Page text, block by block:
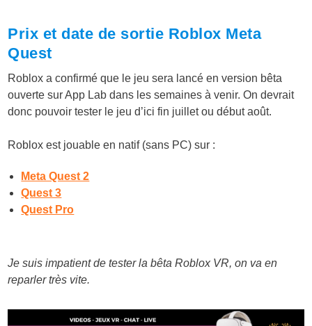
Prix et date de sortie Roblox Meta
Quest
Roblox a confirmé que le jeu sera lancé en version bêta
ouverte sur App Lab dans les semaines à venir. On devrait
donc pouvoir tester le jeu d’ici fin juillet ou début août.
Roblox est jouable en natif (sans PC) sur :
Meta Quest 2
Quest 3
Quest Pro
Je suis impatient de tester la bêta Roblox VR, on va en
reparler très vite.